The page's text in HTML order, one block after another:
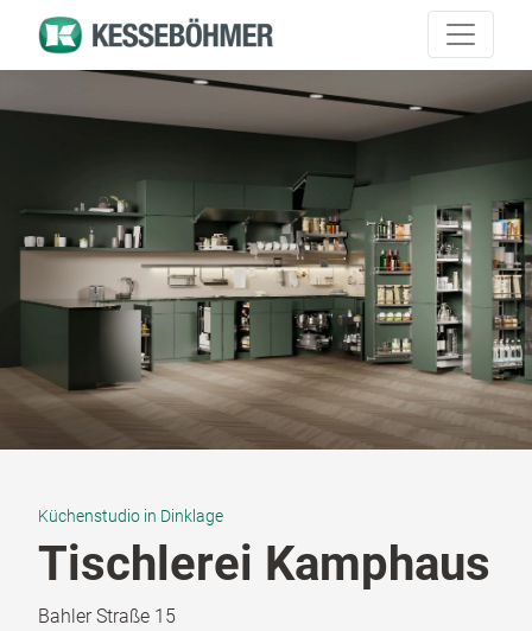
Küchenstudio in Dinklage
Tischlerei Kamphaus
Bahler Straße 15